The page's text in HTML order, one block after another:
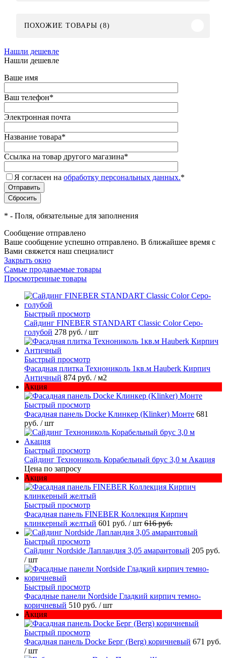
ПОХОЖИЕ ТОВАРЫ (8)
Нашли дешевле
Нашли дешевле
Ваше имя
Ваш телефон*
Электронная почта
Название товара*
Ссылка на товар другого магазина*
Я согласен на обработку персональных данных.*
* - Поля, обязательные для заполнения
Сообщение отправлено
Ваше сообщение успешно отправлено. В ближайшее время с
Вами свяжется наш специалист
Закрыть окно
Самые продаваемые товары
Просмотренные товары
Быстрый просмотр
Cайдинг FINEBER STANDART Classic Color Серо-
голубой 278 руб. / шт
Быстрый просмотр
Фасадная плитка Технониколь 1кв.м Hauberk Кирпич
Античный 874 руб. / м2
Акция
Быстрый просмотр
Фасадная панель Docke Клинкер (Klinker) Монте 681
руб. / шт
Быстрый просмотр
Сайдинг Технониколь Корабельный брус 3,0 м Акация
Цена по запросу
Акция
Быстрый просмотр
Фасадная панель FINEBER Коллекция Кирпич
клинкерный желтый 601 руб. / шт 616 руб.
Быстрый просмотр
Сайдинг Nordside Лапландия 3,05 амарантовый 205 руб.
/ шт
Быстрый просмотр
Фасадные панели Nordside Гладкий кирпич темно-
коричневый 510 руб. / шт
Акция
Быстрый просмотр
Фасадная панель Docke Берг (Berg) коричневый 671 руб.
/ шт